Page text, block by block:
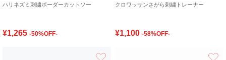
ハリネズミ刺繍ボーダーカットソー
¥1,265 -50%OFF-
クロワッサンさがら刺繍トレーナー
¥1,100 -58%OFF-